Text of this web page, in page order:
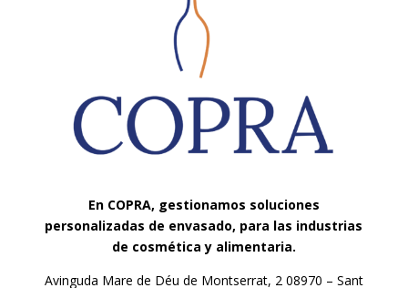
En COPRA, gestionamos soluciones
personalizadas de envasado, para las industrias
de cosmética y alimentaria.
Avinguda Mare de Déu de Montserrat, 2 08970 – Sant